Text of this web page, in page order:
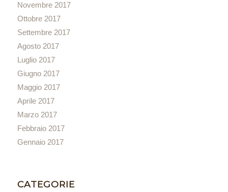
Novembre 2017
Ottobre 2017
Settembre 2017
Agosto 2017
Luglio 2017
Giugno 2017
Maggio 2017
Aprile 2017
Marzo 2017
Febbraio 2017
Gennaio 2017
CATEGORIE